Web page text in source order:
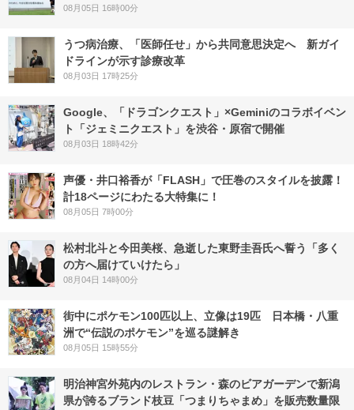
08月05日 16時00分
うつ病治療、「医師任せ」から共同意思決定へ 新ガイ
ドラインが示す診療改革
08月03日 17時25分
Google、「ドラゴンクエスト」×Geminiのコラボイベン
ト「ジェミニクエスト」を渋谷・原宿で開催
08月03日 18時42分
声優・井口裕香が「FLASH」で圧巻のスタイルを披露！
計18ページにわたる大特集に！
08月05日 7時00分
松村北斗と今田美桜、急逝した東野圭吾氏へ誓う「多く
の方へ届けていけたら」
08月04日 14時00分
街中にポケモン100匹以上、立像は19匹 日本橋・八重
洲で“伝説のポケモン”を巡る謎解き
08月05日 15時55分
明治神宮外苑内のレストラン・森のビアガーデンで新潟
県が誇るブランド枝豆「つまりちゃまめ」を販売数量限